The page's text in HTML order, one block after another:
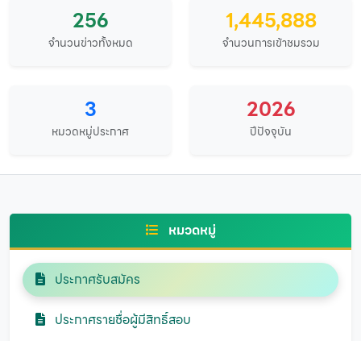
256
จำนวนข่าวทั้งหมด
1,445,888
จำนวนการเข้าชมรวม
3
หมวดหมู่ประกาศ
2026
ปีปัจจุบัน
หมวดหมู่
ประกาศรับสมัคร
ประกาศรายชื่อผู้มีสิทธิ์สอบ